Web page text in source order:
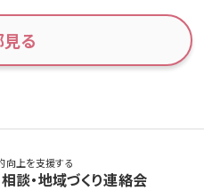
る
向上を支援する
談・地域づくり連絡会